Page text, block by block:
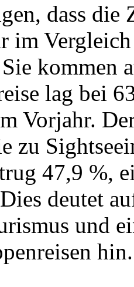
dass die
im
kommen
lag bei
Vorjahr.
zu
47,9 %,
deutet
und
hin.